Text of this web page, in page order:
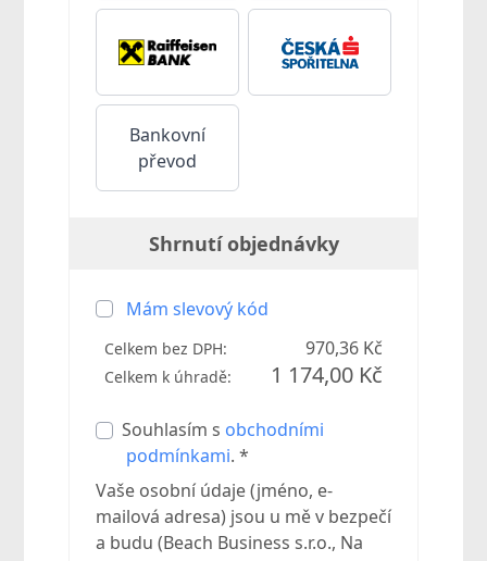
Bankovní
převod
Shrnutí objednávky
Mám slevový kód
Celkem bez DPH: 970,36 Kč
Celkem k úhradě: 1 174,00 Kč
Souhlasím s obchodními
podmínkami. *
Vaše osobní údaje (jméno, e-
mailová adresa) jsou u mě v bezpečí
a budu (Beach Business s.r.o., Na